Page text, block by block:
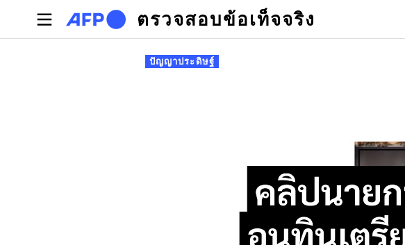
Skip to main content
ตรวจสอบข้อเท็จจริง
Primary tabs
ปัญญาประดิษฐ์